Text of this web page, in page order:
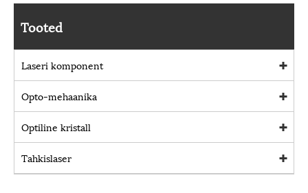
Tooted
Laseri komponent
Opto-mehaanika
Optiline kristall
Tahkislaser